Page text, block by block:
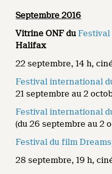
Septembre 2016
Vitrine ONF du Festival
Halifax
22 septembre, 14 h,
Festival international
21 septembre au 2
Festival international
(du 26 septembre au 2
Festival du film
28 septembre, 19 h,